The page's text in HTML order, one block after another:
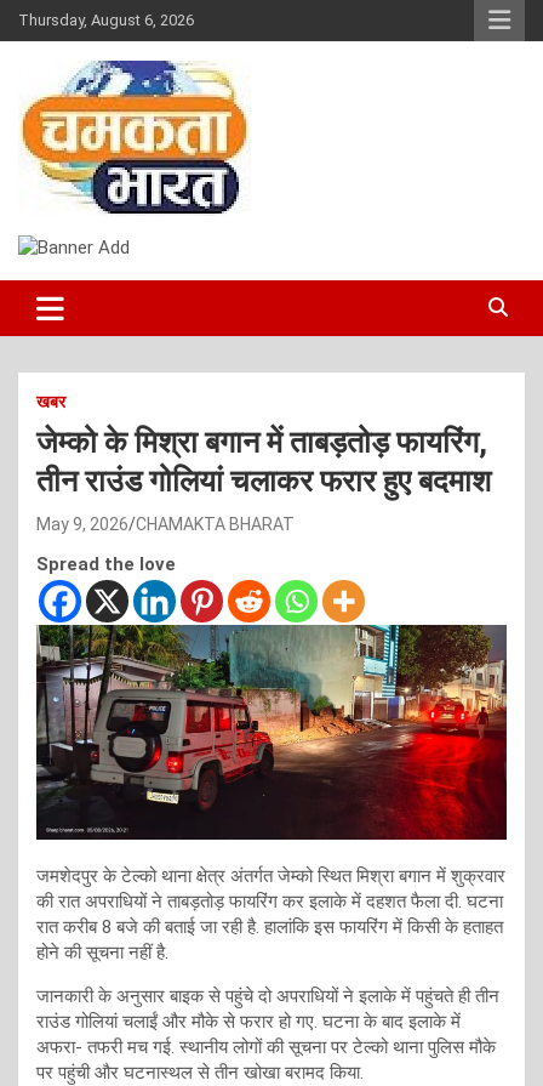
Skip
to
Thursday, August 6, 2026
CHAMAKTA BHARAT
खबर
जेम्को के मिश्रा बगान में ताबड़तोड़ फायरिंग,
तीन राउंड गोलियां चलाकर फरार हुए बदमाश
May 9, 2026 CHAMAKTA BHARAT
Spread the love
जमशेदपुर के टेल्को थाना क्षेत्र अंतर्गत जेम्को स्थित मिश्रा बगान में शुक्रवार
की रात अपराधियों ने ताबड़तोड़ फायरिंग कर इलाके में दहशत फैला दी. घटना
रात करीब 8 बजे की बताई जा रही है. हालांकि इस फायरिंग में किसी के हताहत
होने की सूचना नहीं है.
जानकारी के अनुसार बाइक से पहुंचे दो अपराधियों ने इलाके में पहुंचते ही तीन
राउंड गोलियां चलाईं और मौके से फरार हो गए. घटना के बाद इलाके में
अफरा- तफरी मच गई. स्थानीय लोगों की सूचना पर टेल्को थाना पुलिस मौके
पर पहुंची और घटनास्थल से तीन खोखा बरामद किया.